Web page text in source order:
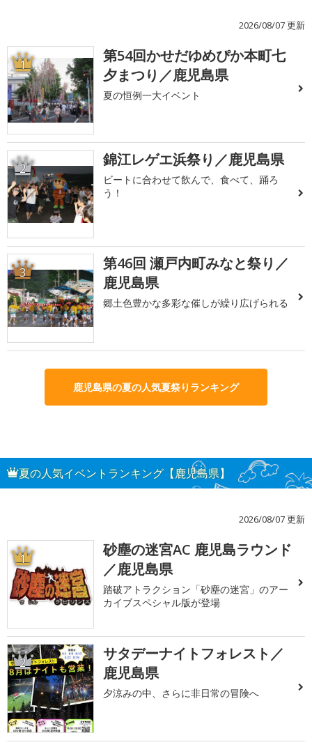
2026/08/07 更新
1
第54回かせだゆめぴか本町七
夕まつり／鹿児島県
夏の恒例一大イベント
2 錦江レゲエ浜祭り／鹿児島県
ビートに合わせて飲んで、食べて、踊ろ
う！
3
第46回 瀬戸内町みなと祭り／
鹿児島県
郷土色豊かな多彩な催しが繰り広げられる
鹿児島県の夏の人気夏祭りランキング
夏の人気イベントランキング【鹿児島県】
2026/08/07 更新
1
砂塵の迷宮AC 鹿児島ラウンド
／鹿児島県
踏破アトラクション「砂塵の迷宮」のアー
カイブスペシャル版が登場
2
サタデーナイトフォレスト／
鹿児島県
夕涼みの中、さらに非日常の冒険へ